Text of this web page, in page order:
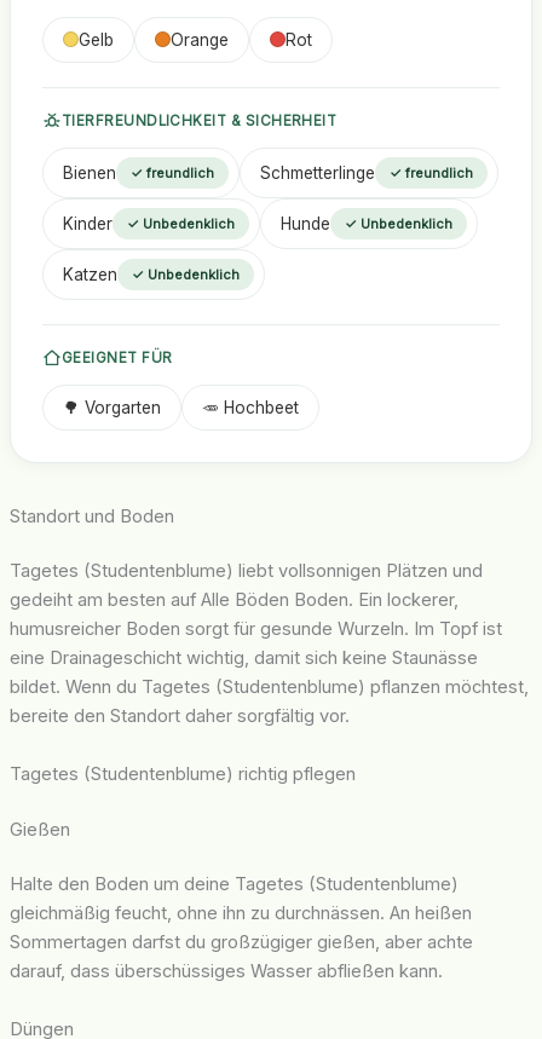
Gelb Orange Rot
TIERFREUNDLICHKEIT & SICHERHEIT
Bienen ✓ freundlich Schmetterlinge ✓ freundlich
Kinder ✓ Unbedenklich Hunde ✓ Unbedenklich
Katzen ✓ Unbedenklich
GEEIGNET FÜR
🌳 Vorgarten 🥕 Hochbeet
Standort und Boden
Tagetes (Studentenblume) liebt vollsonnigen Plätzen und
gedeiht am besten auf Alle Böden Boden. Ein lockerer,
humusreicher Boden sorgt für gesunde Wurzeln. Im Topf ist
eine Drainageschicht wichtig, damit sich keine Staunässe
bildet. Wenn du Tagetes (Studentenblume) pflanzen möchtest,
bereite den Standort daher sorgfältig vor.
Tagetes (Studentenblume) richtig pflegen
Gießen
Halte den Boden um deine Tagetes (Studentenblume)
gleichmäßig feucht, ohne ihn zu durchnässen. An heißen
Sommertagen darfst du großzügiger gießen, aber achte
darauf, dass überschüssiges Wasser abfließen kann.
Düngen